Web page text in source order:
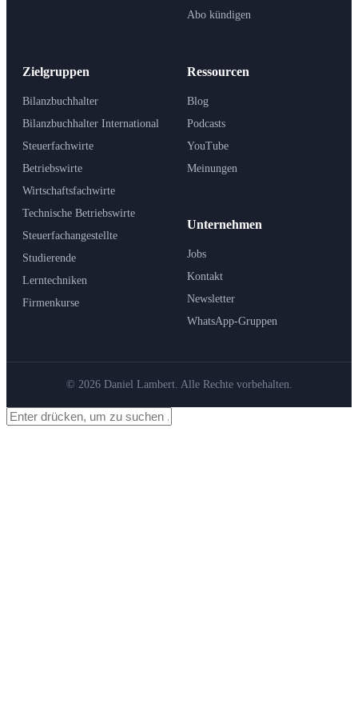
Zielgruppen
Bilanzbuchhalter
Bilanzbuchhalter International
Steuerfachwirte
Betriebswirte
Wirtschaftsfachwirte
Technische Betriebswirte
Steuerfachangestellte
Studierende
Lerntechniken
Firmenkurse
Ressourcen
Blog
Podcasts
YouTube
Meinungen
Unternehmen
Jobs
Kontakt
Newsletter
WhatsApp-Gruppen
Abo kündigen
© 2026 Daniel Lambert. Alle Rechte vorbehalten.